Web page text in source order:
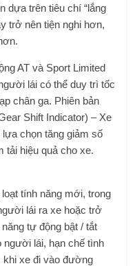
dựa trên tiêu chí “lắng
trở nên tiện nghi hơn,
AT và Sport Limited
lái có thể duy trì tốc
chân ga. Phiên bản
Shift Indicator) – Xe
chọn tăng giảm số
tải hiệu quả cho xe.
tính năng mới, trong
lái ra xe hoặc trở
tự động bật / tắt
người lái, hạn chế tình
khi xe đi vào đường